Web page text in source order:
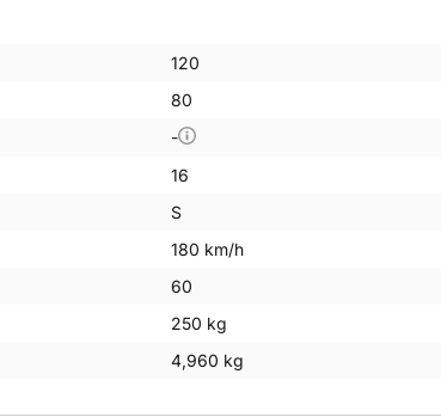
120
80
-
16
S
180 km/h
60
250 kg
4,960 kg